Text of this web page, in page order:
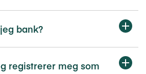
bank?
registrerer meg som